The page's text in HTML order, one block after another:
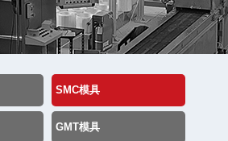
SMC模具
GMT模具